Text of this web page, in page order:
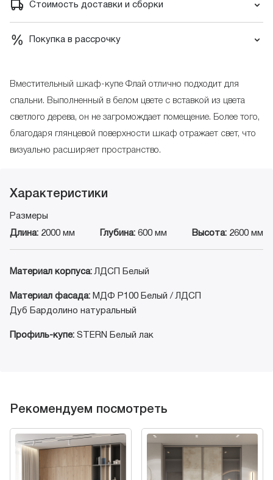
Стоимость доставки и сборки
Покупка в рассрочку
Вместительный шкаф-купе Флай отлично подходит для
спальни. Выполненный в белом цвете с вставкой из цвета
светлого дерева, он не загромождает помещение. Более того,
благодаря глянцевой поверхности шкаф отражает свет, что
визуально расширяет пространство.
Характеристики
Размеры
Длина: 2000 мм Глубина: 600 мм Высота: 2600 мм
Материал корпуса: ЛДСП Белый
Материал фасада: МДФ P100 Белый / ЛДСП
Дуб Бардолино натуральный
Профиль-купе: STERN Белый лак
Рекомендуем посмотреть